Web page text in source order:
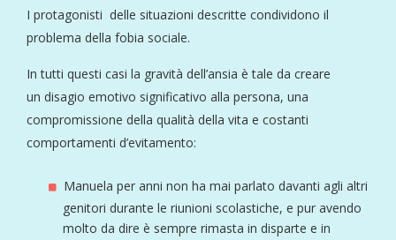
I protagonisti delle situazioni descritte condividono il
problema della fobia sociale.
In tutti questi casi la gravità dell’ansia è tale da creare
un disagio emotivo significativo alla persona, una
compromissione della qualità della vita e costanti
comportamenti d’evitamento:
Manuela per anni non ha mai parlato davanti agli altri
genitori durante le riunioni scolastiche, e pur avendo
molto da dire è sempre rimasta in disparte e in